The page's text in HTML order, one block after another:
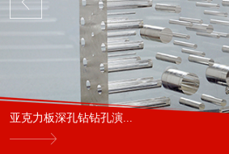
亚克力板深孔钻钻孔演...